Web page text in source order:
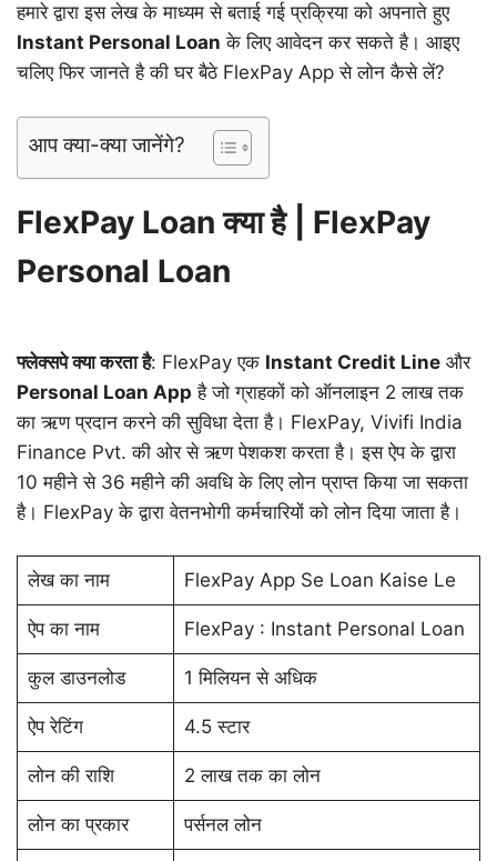
हमारे द्वारा इस लेख के माध्यम से बताई गई प्रक्रिया को अपनाते हुए
Instant Personal Loan के लिए आवेदन कर सकते है। आइए
चलिए फिर जानते है की घर बैठे FlexPay App से लोन कैसे लें?
आप क्या-क्या जानेंगे?
FlexPay Loan क्या है | FlexPay
Personal Loan
फ्लेक्सपे क्या करता है: FlexPay एक Instant Credit Line और
Personal Loan App है जो ग्राहकों को ऑनलाइन 2 लाख तक
का ऋण प्रदान करने की सुविधा देता है। FlexPay, Vivifi India
Finance Pvt. की ओर से ऋण पेशकश करता है। इस ऐप के द्वारा
10 महीने से 36 महीने की अवधि के लिए लोन प्राप्त किया जा सकता
है। FlexPay के द्वारा वेतनभोगी कर्मचारियों को लोन दिया जाता है।
लेख का नाम FlexPay App Se Loan Kaise Le
ऐप का नाम FlexPay : Instant Personal Loan
कुल डाउनलोड 1 मिलियन से अधिक
ऐप रेटिंग 4.5 स्टार
लोन की राशि 2 लाख तक का लोन
लोन का प्रकार पर्सनल लोन